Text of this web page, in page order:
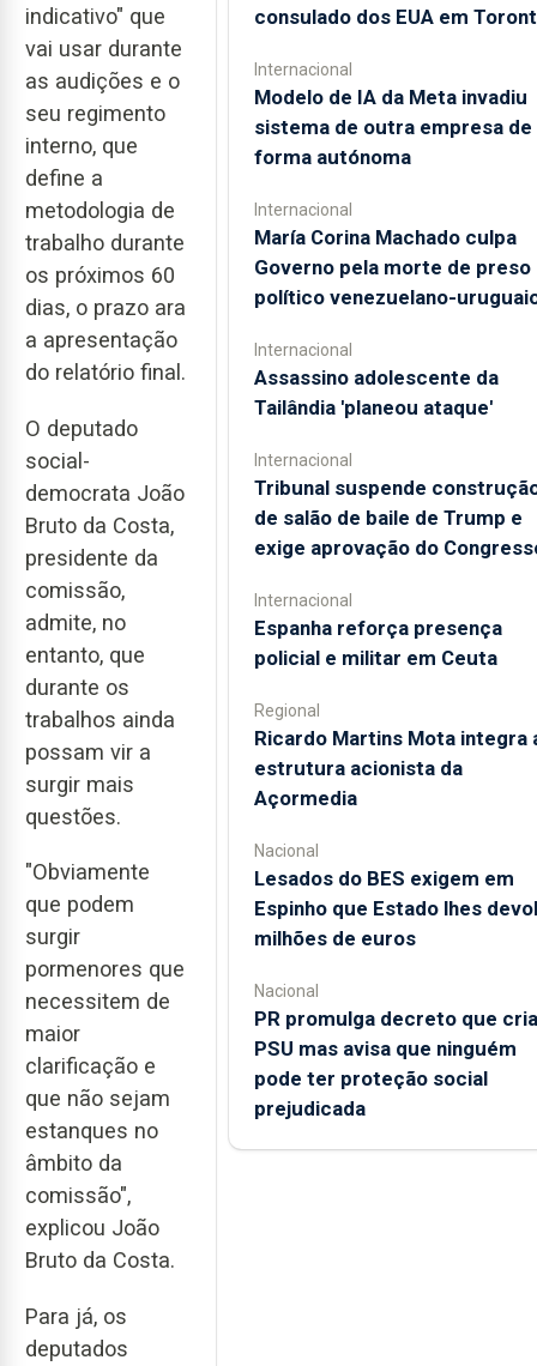
indicativo" que
vai usar durante
as audições e o
seu regimento
interno, que
define a
metodologia de
trabalho durante
os próximos 60
dias, o prazo ara
a apresentação
do relatório final.
O deputado
social-
democrata João
Bruto da Costa,
presidente da
comissão,
admite, no
entanto, que
durante os
trabalhos ainda
possam vir a
surgir mais
questões.
"Obviamente
que podem
surgir
pormenores que
necessitem de
maior
clarificação e
que não sejam
estanques no
âmbito da
comissão",
explicou João
Bruto da Costa.
Para já, os
deputados
consulado dos EUA em
Internacional
Modelo de IA da Meta invadiu
sistema de outra empresa de
forma autónoma
Internacional
María Corina Machado culpa
Governo pela morte de preso
político venezuelano-
Internacional
Assassino adolescente da
Tailândia 'planeou ataque'
Internacional
Tribunal suspende
de salão de baile de Trump e
exige aprovação do
Internacional
Espanha reforça presença
policial e militar em Ceuta
Regional
Ricardo Martins Mota integra
estrutura acionista da
Açormedia
Nacional
Lesados do BES exigem em
Espinho que Estado lhes
milhões de euros
Nacional
PR promulga decreto que cria
PSU mas avisa que ninguém
pode ter proteção social
prejudicada